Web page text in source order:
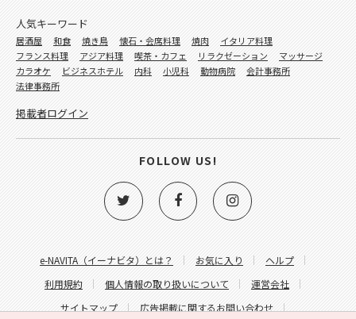
e-NAVITA（イーナビタ）とは？ お気に入り
ヘルプ
利用規約
個人情報の取り扱いについて
運営会社
サイトマップ
広告掲載に関するお問い合わせ
人気キーワード
居酒屋 和食 焼き鳥 懐石・会席料理 焼肉
イタリア料理
フランス料理
アジア料理 喫茶・カフェ リラクゼーション
マッサージ
カラオケ
ビジネスホテル 内科 小児科 動物病院
会計事務所
法律事務所
掲載者ログイン
FOLLOW US!